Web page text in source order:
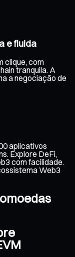
e fluida
clique, com
tranquila. A
a negociação de
aplicativos
Explore DeFi,
com facilidade.
Web3